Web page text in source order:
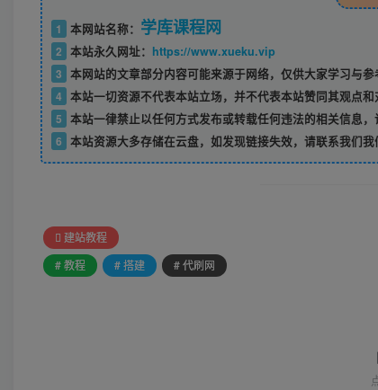
1 本网站名称： 学库课程网
2 本站永久网址： https://www.xueku.vip
3 本网站的文章部分内容可能来源于网络，仅供大家学习与
4 本站一切资源不代表本站立场，并不代表本站赞同其观点和
5 本站一律禁止以任何方式发布或转载任何违法的相关信息
6 本站资源大多存储在云盘，如发现链接失效，请联系我们我
建站教程
# 教程
# 搭建 # 代刷网